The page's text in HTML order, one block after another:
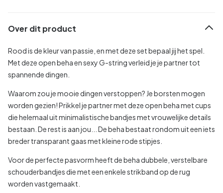
Over dit product
Rood is de kleur van passie, en met deze set bepaal jij het spel.
Met deze open beha en sexy G-string verleid je je partner tot
spannende dingen.
Waarom zou je mooie dingen verstoppen? Je borsten mogen
worden gezien! Prikkel je partner met deze open beha met cups
die helemaal uit minimalistische bandjes met vrouwelijke details
bestaan. De rest is aan jou... De beha bestaat rondom uit een iets
breder transparant gaas met kleine rode stipjes.
Voor de perfecte pasvorm heeft de beha dubbele, verstelbare
schouderbandjes die met een enkele strikband op de rug
worden vastgemaakt.